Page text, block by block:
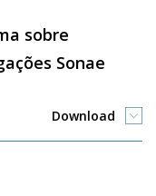
sobre
Sonae
Download